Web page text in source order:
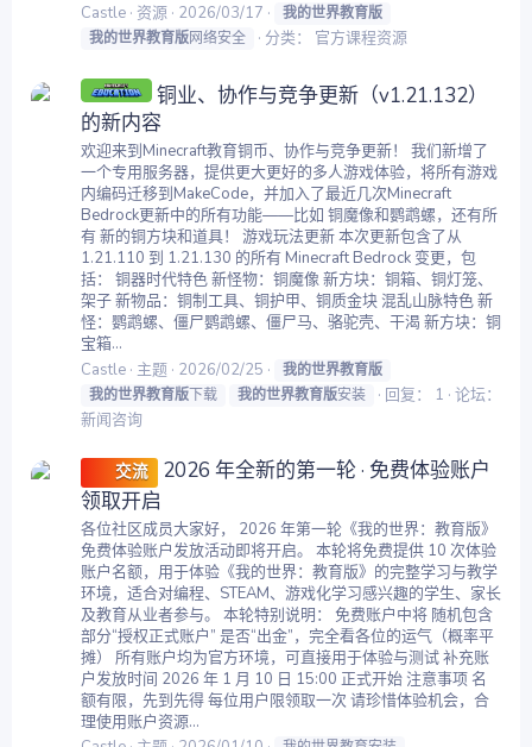
Castle 资源 2026/03/17
我的世界教育版
我的世界教育版网络安全 分类： 官方课程资源
铜业、协作与竞争更新（v1.21.132）
的新内容
欢迎来到Minecraft教育铜币、协作与竞争更新！ 我们新增了
一个专用服务器，提供更大更好的多人游戏体验，将所有游戏
内编码迁移到MakeCode，并加入了最近几次Minecraft
Bedrock更新中的所有功能——比如 铜魔像和鹦鹉螺，还有所
有 新的铜方块和道具！ 游戏玩法更新 本次更新包含了从
1.21.110 到 1.21.130 的所有 Minecraft Bedrock 变更，包
括： 铜器时代特色 新怪物：铜魔像 新方块：铜箱、铜灯笼、
架子 新物品：铜制工具、铜护甲、铜质金块 混乱山脉特色 新
怪：鹦鹉螺、僵尸鹦鹉螺、僵尸马、骆驼壳、干渴 新方块：铜
宝箱...
Castle 主题 2026/02/25
我的世界教育版
我的世界教育版下载 我的世界教育版安装 回复： 1 论坛：
新闻咨询
交流
2026 年全新的第一轮 · 免费体验账户
领取开启
各位社区成员大家好， 2026 年第一轮《我的世界：教育版》
免费体验账户发放活动即将开启。 本轮将免费提供 10 次体验
账户名额，用于体验《我的世界：教育版》的完整学习与教学
环境，适合对编程、STEAM、游戏化学习感兴趣的学生、家长
及教育从业者参与。 本轮特别说明： 免费账户中将 随机包含
部分“授权正式账户” 是否“出金”，完全看各位的运气（概率平
摊） 所有账户均为官方环境，可直接用于体验与测试 补充账
户发放时间 2026 年 1 月 10 日 15:00 正式开始 注意事项 名
额有限，先到先得 每位用户限领取一次 请珍惜体验机会，合
理使用账户资源...